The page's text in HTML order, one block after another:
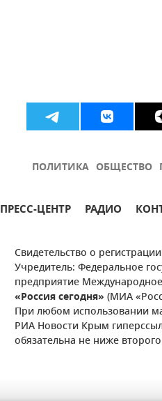
ПОЛИТИКА ОБЩЕСТВО
ПРЕСС-ЦЕНТР РАДИО
Свидетельство о
Учредитель: Федеральное
предприятие
«Россия сегодня» (МИА
При любом использовании
РИА Новости Крым
обязательна не ниже